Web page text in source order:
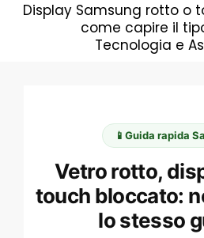
Display Samsung rotto o
come capire il
Tecnologia e
rotto
touch
📱 Guida rapida
Vetro rotto,
touch bloccato:
lo stesso